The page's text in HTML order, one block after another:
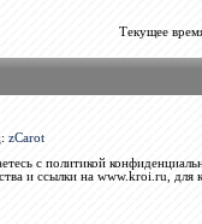
Текущее
zCarot
с политикой
и ссылки на www.kroi.ru, для